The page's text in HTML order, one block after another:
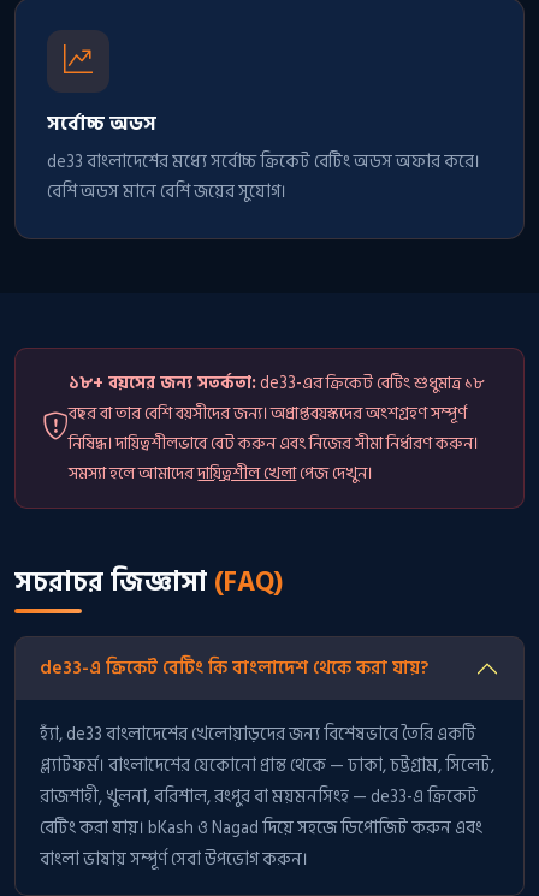
সর্বোচ্চ অডস
de33 বাংলাদেশের মধ্যে সর্বোচ্চ ক্রিকেট বেটিং অডস অফার করে।
বেশি অডস মানে বেশি জয়ের সুযোগ।
১৮+ বয়সের জন্য সতর্কতা:de33-এর ক্রিকেট বেটিং শুধুমাত্র ১৮
বছর বা তার বেশি বয়সীদের জন্য। অপ্রাপ্তবয়স্কদের অংশগ্রহণ সম্পূর্ণ
নিষিদ্ধ। দায়িত্বশীলভাবে বেট করুন এবং নিজের সীমা নির্ধারণ করুন।
সমস্যা হলে আমাদেরদায়িত্বশীল খেলাপেজ দেখুন।
সচরাচর জিজ্ঞাসা(FAQ)
de33-এ ক্রিকেট বেটিং কি বাংলাদেশ থেকে করা যায়?
হ্যাঁ, de33 বাংলাদেশের খেলোয়াড়দের জন্য বিশেষভাবে তৈরি একটি
প্ল্যাটফর্ম। বাংলাদেশের যেকোনো প্রান্ত থেকে — ঢাকা, চট্টগ্রাম, সিলেট,
রাজশাহী, খুলনা, বরিশাল, রংপুর বা ময়মনসিংহ — de33-এ ক্রিকেট
বেটিং করা যায়। bKash ও Nagad দিয়ে সহজে ডিপোজিট করুন এবং
বাংলা ভাষায় সম্পূর্ণ সেবা উপভোগ করুন।